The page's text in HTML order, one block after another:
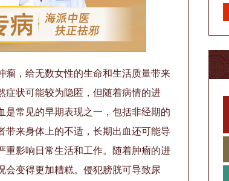
瘤，给无数女性的生命和生活质量带来
症状可能较为隐匿，但随着病情的进
是常见的早期表现之一，包括非经期的
带来身体上的不适，长期出血还可能导
重影响日常生活和工作。随着肿瘤的进
会变得更加糟糕。侵犯膀胱可导致尿